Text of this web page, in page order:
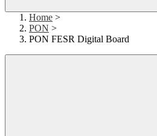
Home >
PON >
PON FESR Digital Board